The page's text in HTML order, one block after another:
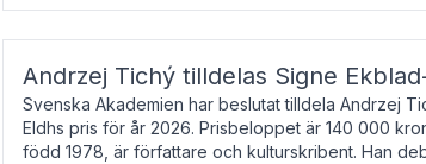
Andrzej Tichý tilldelas Signe
Svenska Akademien har beslutat tilldela Andrzej
Eldhs pris för år 2026. Prisbeloppet är 140 000
född 1978, är författare och kulturskribent. Han